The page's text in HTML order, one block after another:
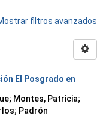
filtros avanzados
El Posgrado en
; Montes, Patricia;
; Padrón